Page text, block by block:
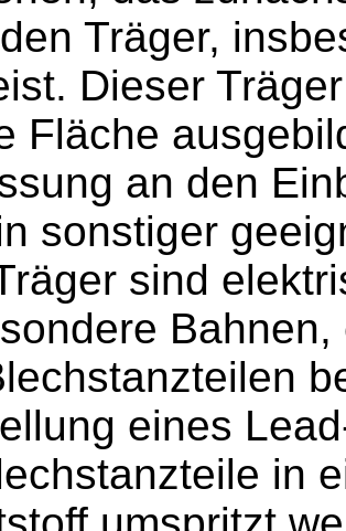
Träger,
Dieser
Fläche
an den
sonstiger
sind
eines
in